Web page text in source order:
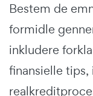
Bestem de
formidle
inkludere
finansielle